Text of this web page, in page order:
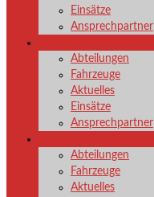
Einsätze
Ansprechpartner
Abteilungen
Fahrzeuge
Aktuelles
Einsätze
Ansprechpartner
Abteilungen
Fahrzeuge
Aktuelles